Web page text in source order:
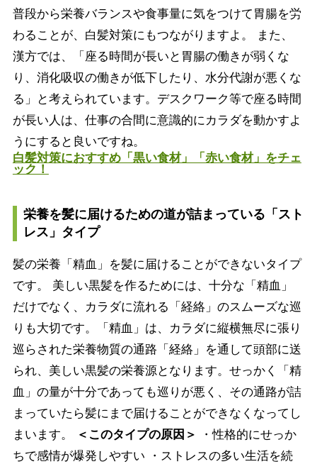
普段から栄養バランスや食事量に気をつけて胃腸を労
わることが、白髪対策にもつながりますよ。 また、
漢方では、「座る時間が長いと胃腸の働きが弱くな
り、消化吸収の働きが低下したり、水分代謝が悪くな
る」と考えられています。デスクワーク等で座る時間
が長い人は、仕事の合間に意識的にカラダを動かすよ
うにすると良いですね。
白髪対策におすすめ「黒い食材」「赤い食材」をチェ
ック！
栄養を髪に届けるための道が詰まっている「スト
レス」タイプ
髪の栄養「精血」を髪に届けることができないタイプ
です。 美しい黒髪を作るためには、十分な「精血」
だけでなく、カラダに流れる「経絡」のスムーズな巡
りも大切です。「精血」は、カラダに縦横無尽に張り
巡らされた栄養物質の通路「経絡」を通して頭部に送
られ、美しい黒髪の栄養源となります。せっかく「精
血」の量が十分であっても巡りが悪く、その通路が詰
まっていたら髪にまで届けることができなくなってし
まいます。
＜このタイプの原因＞
・性格的にせっか
ちで感情が爆発しやすい ・ストレスの多い生活を続